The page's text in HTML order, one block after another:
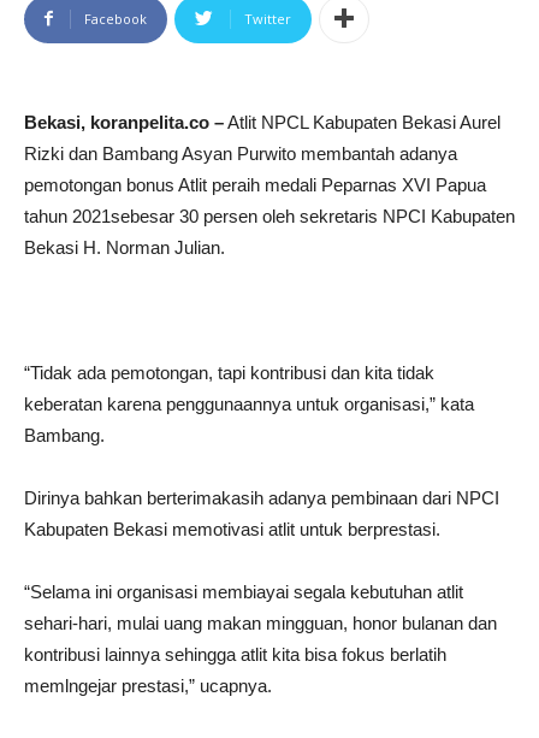
Facebook Twitter
Bekasi, koranpelita.co –Atlit NPCL Kabupaten Bekasi Aurel
Rizki dan Bambang Asyan Purwito membantah adanya
pemotongan bonus Atlit peraih medali Peparnas XVI Papua
tahun 2021sebesar 30 persen oleh sekretaris NPCI Kabupaten
Bekasi H. Norman Julian.
“Tidak ada pemotongan, tapi kontribusi dan kita tidak
keberatan karena penggunaannya untuk organisasi,” kata
Bambang.
Dirinya bahkan berterimakasih adanya pembinaan dari NPCI
Kabupaten Bekasi memotivasi atlit untuk berprestasi.
“Selama ini organisasi membiayai segala kebutuhan atlit
sehari-hari, mulai uang makan mingguan, honor bulanan dan
kontribusi lainnya sehingga atlit kita bisa fokus berlatih
memlngejar prestasi,” ucapnya.